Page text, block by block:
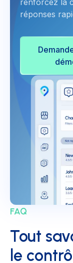
réponses
FAQ
Tout
le